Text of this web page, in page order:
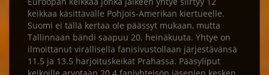
keikkaa käsittävälle Pohjois-Amerikan kiertueelle.
Suomi ei tällä kertaa ole päässyt mukaan, mutta
Tallinnaan bändi saapuu 20. heinäkuuta. Yhtye on
ilmoittanut virallisella fanisivustollaan järjestävänsä
11.5 ja 13.5 harjoituskeikat Prahassa. Pääsyliput